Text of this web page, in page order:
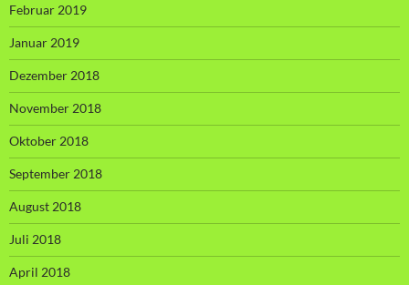
Februar 2019
Januar 2019
Dezember 2018
November 2018
Oktober 2018
September 2018
August 2018
Juli 2018
April 2018